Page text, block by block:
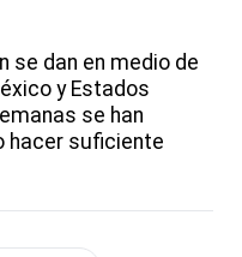
se dan en medio de
y Estados
se han
hacer suficiente